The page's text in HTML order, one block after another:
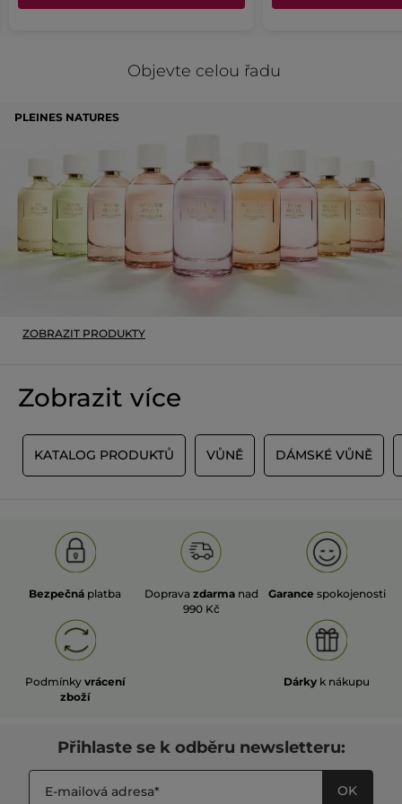
Objevte celou řadu
PLEINES NATURES
ZOBRAZIT PRODUKTY
Zobrazit více
KATALOG PRODUKTŮ VŮNĚ DÁMSKÉ VŮNĚ
Bezpečná platba Doprava zdarma nad
990 Kč
Garance spokojenosti
Podmínky vrácení
zboží
Dárky k nákupu
Přihlaste se k odběru newsletteru:
OK